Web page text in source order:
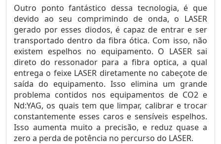
Outro ponto fantástico dessa tecnologia, é que
devido ao seu comprimindo de onda, o LASER
gerado por esses diodos, é capaz de entrar e ser
transportado dentro da fibra ótica. Com isso, não
existem espelhos no equipamento. O LASER sai
direto do ressonador para a fibra optica, a qual
entrega o feixe LASER diretamente no cabeçote de
saída do equipamento. Isso elimina um grande
problema contidos nos equipamentos de CO2 e
Nd:YAG, os quais tem que limpar, calibrar e trocar
constantemente esses caros e sensíveis espelhos.
Isso aumenta muito a precisão, e reduz quase a
zero a perda de potência no percurso do LASER.